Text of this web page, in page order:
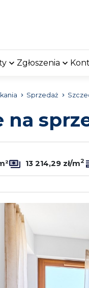
Zgłoszenia
Sprzedaż
na
13 214,29 zł/m2